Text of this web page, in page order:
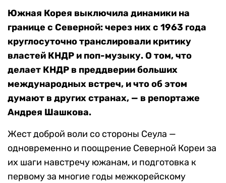
Южная Корея выключила динамики на
границе с Северной: через них с 1963 года
круглосуточно транслировали критику
властей КНДР и поп-музыку. О том, что
делает КНДР в преддверии больших
международных встреч, и что об этом
думают в других странах, — в репортаже
Андрея Шашкова.
Жест доброй воли со стороны Сеула —
одновременно и поощрение Северной Кореи за
их шаги навстречу южанам, и подготовка к
первому за многие годы межкорейскому